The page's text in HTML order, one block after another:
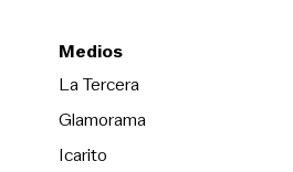
Medios
La TerceraOpens in new
Glamorama
Icarito